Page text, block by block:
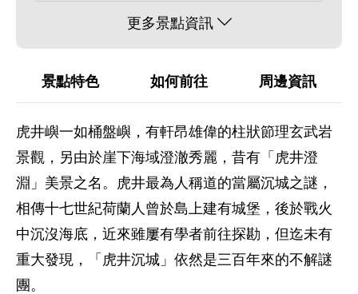
更多景點資訊
景點特色 如何前往 周邊資訊
虎井嶼一如桶盤嶼，有軒昂雄偉的柱狀節理玄武岩
景觀，另由於崖下海域澄澈秀麗，昔有「虎井澄
淵」美景之名。虎井最為人稱道的當屬沉城之謎，
相傳十七世紀荷蘭人曾於島上建有城堡，後於戰火
中沉沒海底，近來雖屢有學者前往探勘，但迄未有
重大發現，「虎井沉城」依然是三百年來的不解謎
團。